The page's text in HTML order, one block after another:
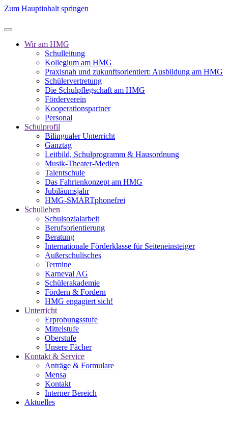
Zum Hauptinhalt springen
Wir am HMG
Schulleitung
Kollegium am HMG
Praxisnah und zukunftsorientiert: Ausbildung am HMG
Schülervertretung
Die Schulpflegschaft am HMG
Förderverein
Kooperationspartner
Personal
Schulprofil
Bilingualer Unterricht
Ganztag
Leitbild, Schulprogramm & Hausordnung
Musik-Theater-Medien
Talentschule
Das Fahrtenkonzept am HMG
Jubiläumsjahr
HMG-SMARTphonefrei
Schulleben
Schulsozialarbeit
Berufsorientierung
Beratung
Internationale Förderklasse für Seiteneinsteiger
Außerschulisches
Termine
Karneval AG
Schülerakademie
Fördern & Fordern
HMG engagiert sich!
Unterricht
Erprobungsstufe
Mittelstufe
Oberstufe
Unsere Fächer
Kontakt & Service
Anträge & Formulare
Mensa
Kontakt
Interner Bereich
Aktuelles